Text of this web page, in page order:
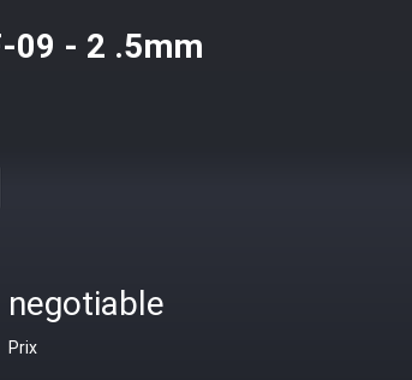
09 - 2 .5mm
negotiable
Prix